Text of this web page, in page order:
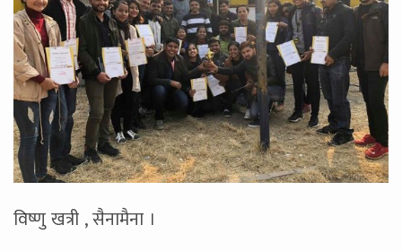
विष्णु खत्री , सैनामैना ।